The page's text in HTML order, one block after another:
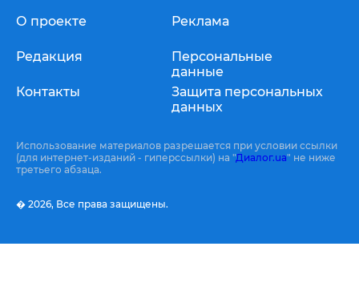
О проекте
Редакция
Контакты
Реклама
Персональные
данные
Защита персональных
данных
Использование материалов разрешается при условии ссылки
(для интернет-изданий - гиперссылки) на "Диалог.ua" не ниже
третьего абзаца.
� 2026, Все права защищены.